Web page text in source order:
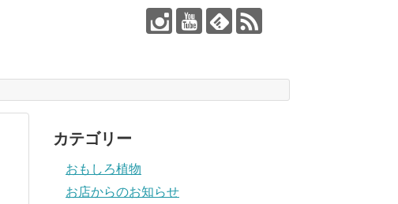
カテゴリー
おもしろ植物
お店からのお知らせ